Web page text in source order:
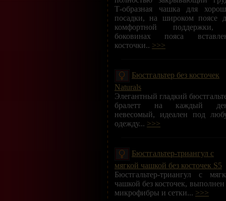
Т-образная чашка для
посадки, на широком поясе
комфортной
боковинах пояса
косточки.. >>>
Бюстгальтер без косточек
Naturals
Элегантный гладкий
бралетт на каждый
невесомый, идеален под
одежду... >>>
Бюстгальтер-триангул с
мягкой чашкой без косточек S5
Бюстгальтер-триангул с
чашкой без косточек, выполнен
микрофибры и сетки... >>>